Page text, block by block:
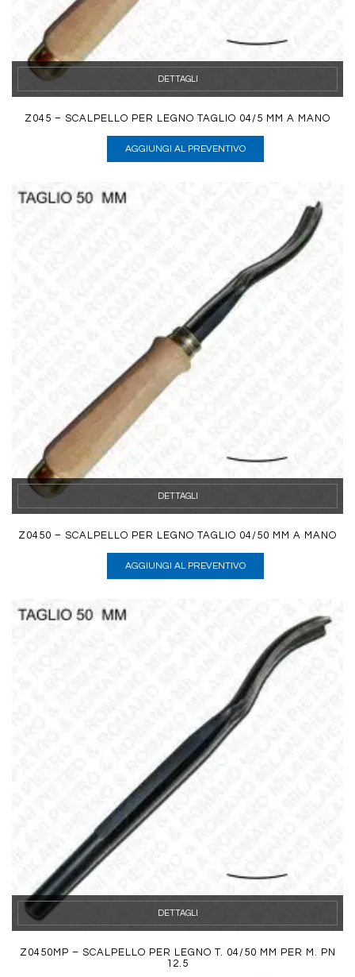
DETTAGLI
Z045 – SCALPELLO PER LEGNO TAGLIO 04/5 MM A MANO
AGGIUNGI AL PREVENTIVO
DETTAGLI
Z0450 – SCALPELLO PER LEGNO TAGLIO 04/50 MM A MANO
AGGIUNGI AL PREVENTIVO
DETTAGLI
Z0450MP – SCALPELLO PER LEGNO T. 04/50 MM PER M. PN
12.5